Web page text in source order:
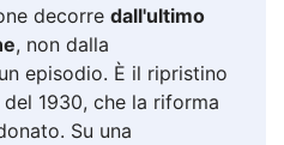
decorre dall'ultimo
, non dalla
episodio. È il ripristino
1930, che la riforma
Su una